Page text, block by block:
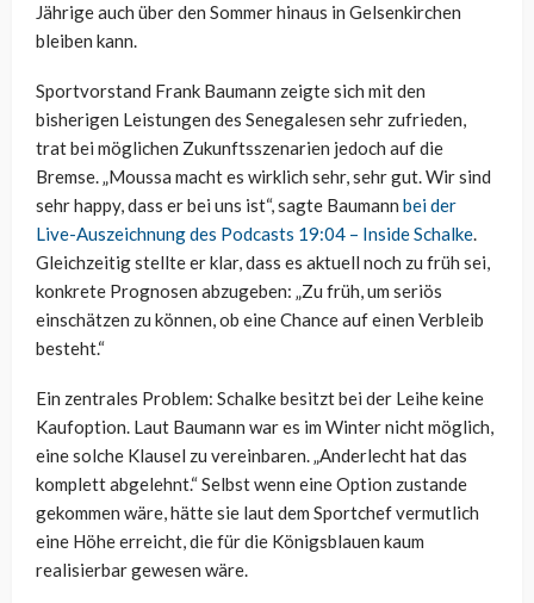
Jährige auch über den Sommer hinaus in Gelsenkirchen
bleiben kann.
Sportvorstand Frank Baumann zeigte sich mit den
bisherigen Leistungen des Senegalesen sehr zufrieden,
trat bei möglichen Zukunftsszenarien jedoch auf die
Bremse. „Moussa macht es wirklich sehr, sehr gut. Wir sind
sehr happy, dass er bei uns ist“, sagte Baumann bei der
Live-Auszeichnung des Podcasts 19:04 – Inside Schalke.
Gleichzeitig stellte er klar, dass es aktuell noch zu früh sei,
konkrete Prognosen abzugeben: „Zu früh, um seriös
einschätzen zu können, ob eine Chance auf einen Verbleib
besteht.“
Ein zentrales Problem: Schalke besitzt bei der Leihe keine
Kaufoption. Laut Baumann war es im Winter nicht möglich,
eine solche Klausel zu vereinbaren. „Anderlecht hat das
komplett abgelehnt.“ Selbst wenn eine Option zustande
gekommen wäre, hätte sie laut dem Sportchef vermutlich
eine Höhe erreicht, die für die Königsblauen kaum
realisierbar gewesen wäre.